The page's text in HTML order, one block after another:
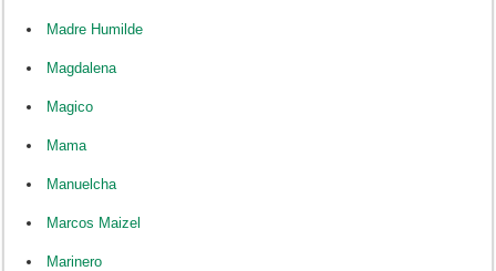
Madre Humilde
Magdalena
Magico
Mama
Manuelcha
Marcos Maizel
Marinero